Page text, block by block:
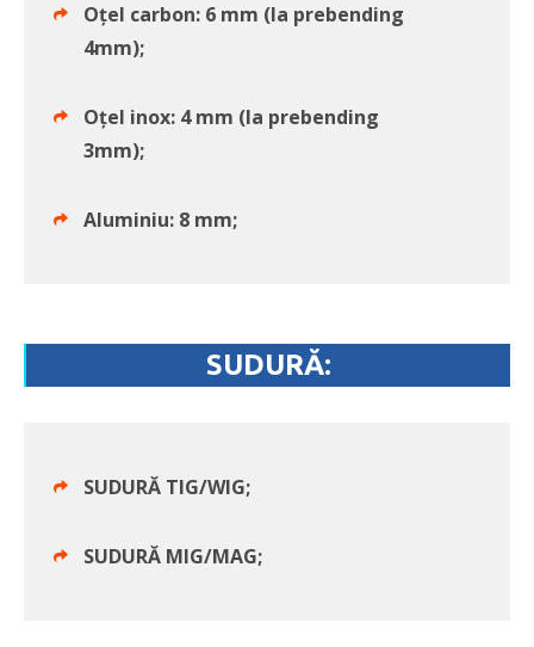
Oțel carbon: 6 mm (la prebending
4mm);
Oțel inox: 4 mm (la prebending
3mm);
Aluminiu: 8 mm;
SUDURĂ:
SUDURĂ TIG/WIG;
SUDURĂ MIG/MAG;